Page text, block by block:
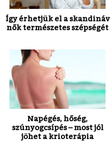
Így érhetjük el a skandináv
nők természetes szépségét
Napégés, hőség,
szúnyogcsípés – most jól
jöhet a krioterápia